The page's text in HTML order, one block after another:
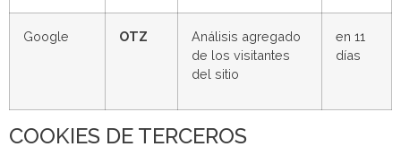
Google OTZ
Análisis agregado
de los visitantes
del sitio
en 11
días
COOKIES DE TERCEROS